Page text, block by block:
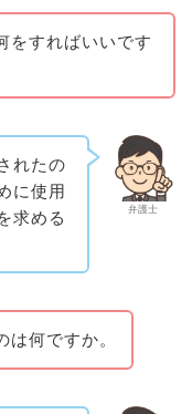
をすればいいです
弁護士
れたの
に使用
求める
何ですか。